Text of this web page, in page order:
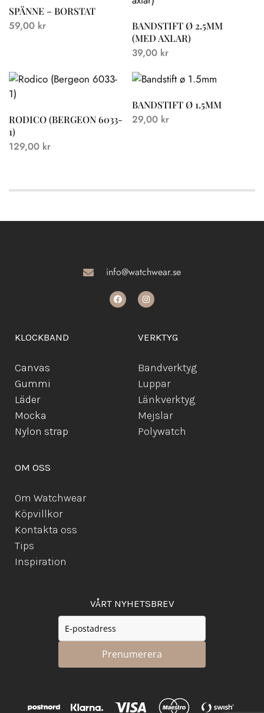
SPÄNNE – BORSTAT
59,00 kr
BANDSTIFT Ø 2.5MM
(MED AXLAR)
39,00 kr
RODICO (BERGEON 6033-
1)
129,00 kr
BANDSTIFT Ø 1.5MM
29,00 kr
info@watchwear.se
KLOCKBAND
Canvas
Gummi
Läder
Mocka
Nylon strap
VERKTYG
Bandverktyg
Luppar
Länkverktyg
Mejslar
Polywatch
OM OSS
Om Watchwear
Köpvillkor
Kontakta oss
Tips
Inspiration
VÅRT NYHETSBREV